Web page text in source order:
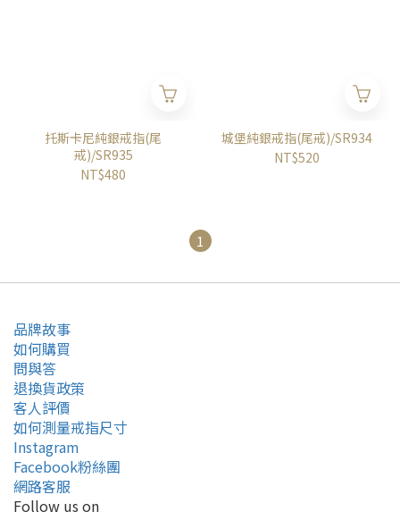
托斯卡尼純銀戒指(尾
戒)/SR935
NT$480
城堡純銀戒指(尾戒)/SR934
NT$520
1
品牌故事
如何購買
問與答
退換貨政策
客人評價
如何測量戒指尺寸
Instagram
Facebook粉絲團
網路客服
Follow us on